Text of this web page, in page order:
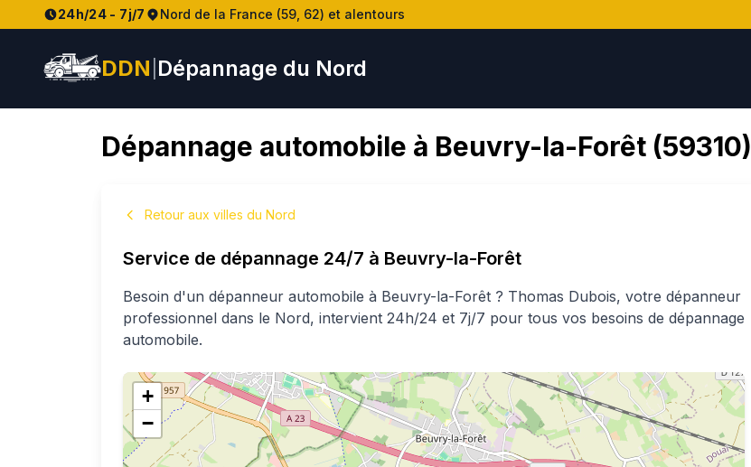
24h/24 - 7j/7 Nord de la France (59, 62) et alentours
DDN Dépannage du Nord
Dépannage automobile à Beuvry-la-Forêt (59310)
Retour aux villes du Nord
Service de dépannage 24/7 à Beuvry-la-Forêt
Besoin d'un dépanneur automobile à Beuvry-la-Forêt ? Thomas Dubois, votre dépanneur
professionnel dans le Nord, intervient 24h/24 et 7j/7 pour tous vos besoins de dépannage
automobile.
+
−